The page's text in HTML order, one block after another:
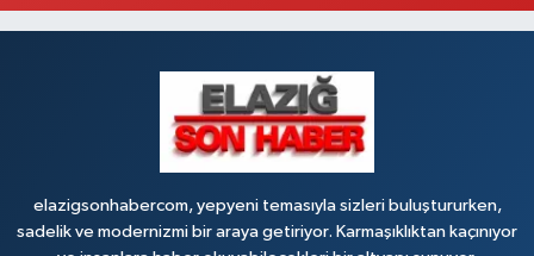
Üniversite Mahallesi, Yahya Kemal Caddesi, No:34 B Merkez Elazığ
Yol Tarifi Al
Fırat Eczanesi
YENİMAH. YUNUS EMRE BULVARI NO:51 B
0 (424) 212 40 11 Yol Tarifi Al
elazigsonhabercom, yepyeni temasıyla sizleri buluştururken,
sadelik ve modernizmi bir araya getiriyor. Karmaşıklıktan kaçınıyor